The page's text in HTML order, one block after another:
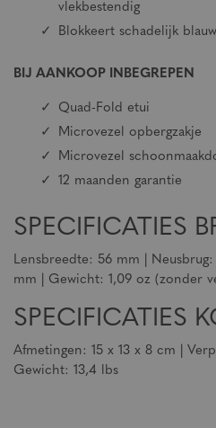
vlekbestendig
Blokkeert schadelijk
BIJ AANKOOP INBEGREPEN
Quad-Fold etui
Microvezel opbergzakje
Microvezel
12 maanden garantie
SPECIFICATIES
Lensbreedte: 56 mm |
mm | Gewicht: 1,09 oz (zonder
SPECIFICATIES
Afmetingen: 15 x 13 x 8 cm |
Gewicht: 13,4 lbs